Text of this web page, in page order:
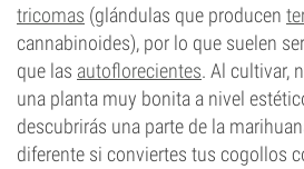
tricomas (glándulas que producen
cannabinoides), por lo que suelen
que las autoflorecientes. Al cultivar,
una planta muy bonita a nivel
descubrirás una parte de la
diferente si conviertes tus cogollos